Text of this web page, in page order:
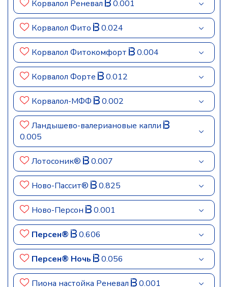
Корвалол Реневал 0.001
Корвалол Фито 0.024
Корвалол Фитокомфорт 0.004
Корвалол Форте 0.012
Корвалол-МФФ 0.002
Ландышево-валериановые капли
0.005
Лотосоник® 0.007
Ново-Пассит® 0.825
Ново-Персон 0.001
Персен® 0.606
Персен® Ночь 0.056
Пиона настойка Реневал 0.001